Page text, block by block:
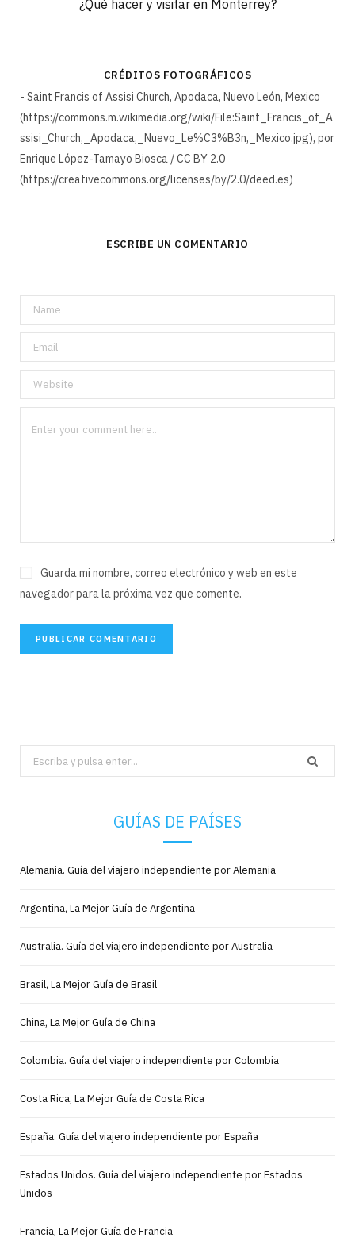
¿Qué hacer y visitar en Monterrey?
CRÉDITOS FOTOGRÁFICOS
- Saint Francis of Assisi Church, Apodaca, Nuevo León, Mexico
(https://commons.m.wikimedia.org/wiki/File:Saint_Francis_of_A
ssisi_Church,_Apodaca,_Nuevo_Le%C3%B3n,_Mexico.jpg), por
Enrique López-Tamayo Biosca / CC BY 2.0
(https://creativecommons.org/licenses/by/2.0/deed.es)
ESCRIBE UN COMENTARIO
Guarda mi nombre, correo electrónico y web en este
navegador para la próxima vez que comente.
Search
for:
GUÍAS DE PAÍSES
Alemania. Guía del viajero independiente por Alemania
Argentina, La Mejor Guía de Argentina
Australia. Guía del viajero independiente por Australia
Brasil, La Mejor Guía de Brasil
China, La Mejor Guía de China
Colombia. Guía del viajero independiente por Colombia
Costa Rica, La Mejor Guía de Costa Rica
España. Guía del viajero independiente por España
Estados Unidos. Guía del viajero independiente por Estados
Unidos
Francia, La Mejor Guía de Francia